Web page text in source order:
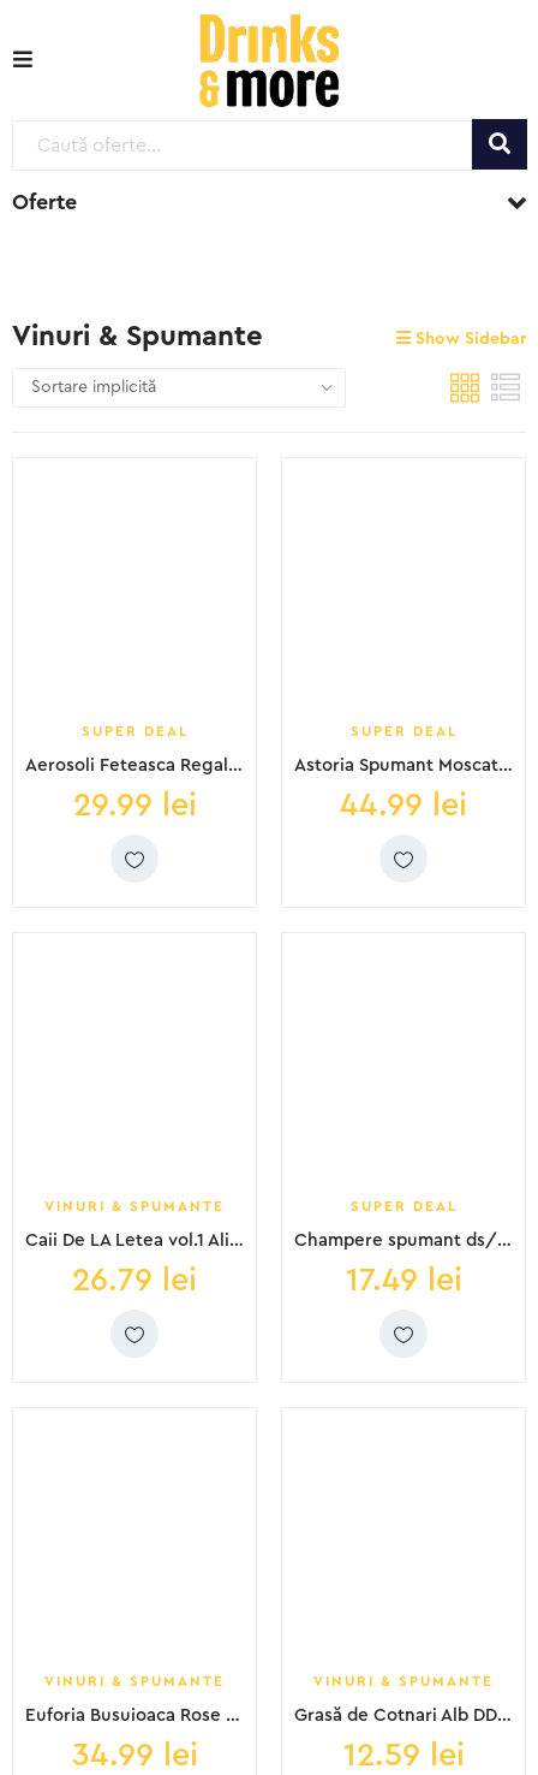
Oferte
Vinuri & Spumante Show Sidebar
SUPER DEAL
Aerosoli Feteasca Regala si Sauvignon Blanc 0.75l
29.99 lei
SUPER DEAL
Astoria Spumant Moscato Rose Dulce 0.75L
44.99 lei
VINURI & SPUMANTE
Caii De LA Letea vol.1 Aligote sec alb 0.75L
26.79 lei
SUPER DEAL
Champere spumant ds/ brut st 0.75L
17.49 lei
VINURI & SPUMANTE
Euforia Busuioaca Rose DD 0.75L SGR
34.99 lei
VINURI & SPUMANTE
Grasă de Cotnari Alb DD 0.75L
12.59 lei